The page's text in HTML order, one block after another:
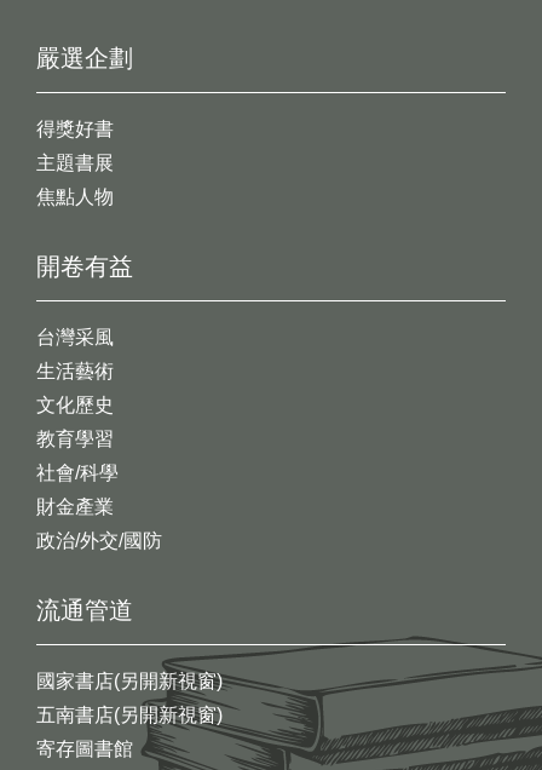
開卷有益
台灣采風
生活藝術
文化歷史
教育學習
社會/科學
財金產業
政治/外交/國防
嚴選企劃
得獎好書
主題書展
焦點人物
流通管道
國家書店(另開新視窗)
五南書店(另開新視窗)
寄存圖書館